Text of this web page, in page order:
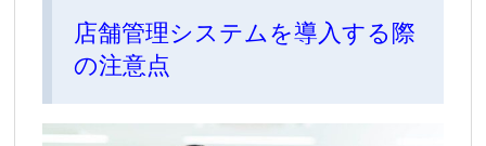
店舗管理システムを導入する際
の注意点